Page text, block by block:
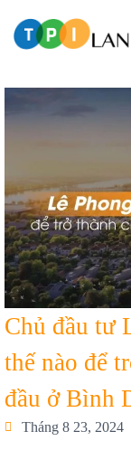
Chủ đầu tư
thế nào để
đầu ở Bình
Tháng 8 23, 2024